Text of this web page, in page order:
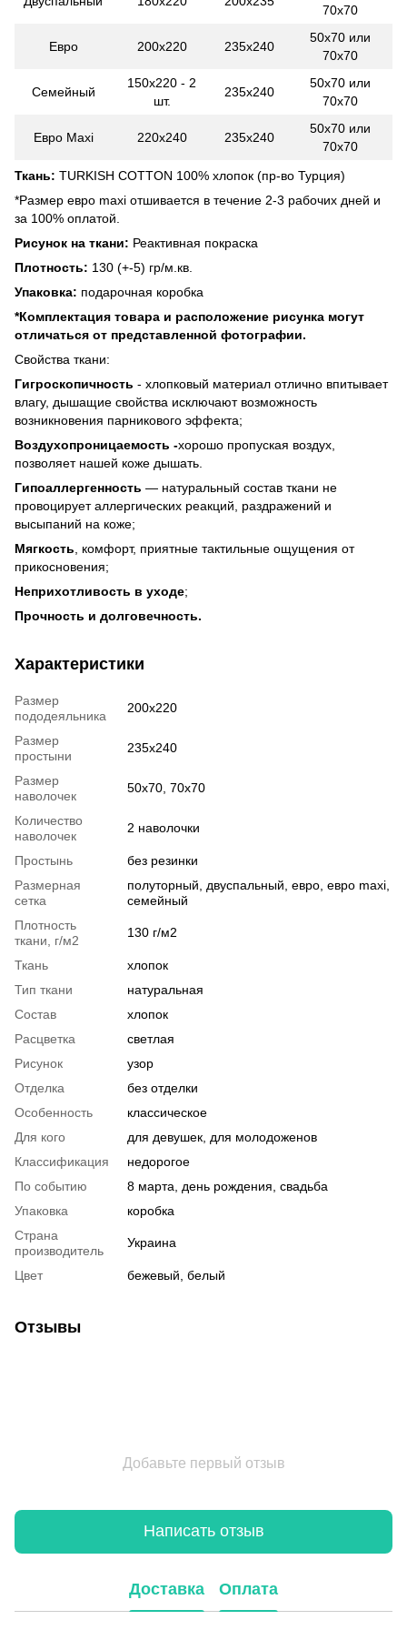
70х70
Евро 200x220 235x240
50х70 или
70х70
Семейный
150x220 - 2
шт.
235x240
50х70 или
70х70
Евро Maxi 220x240 235x240
50х70 или
70х70
Ткань: TURKISH COTTON 100% хлопок (пр-во Турция)
*Размер евро maxi отшивается в течение 2-3 рабочих дней и
за 100% оплатой.
Рисунок на ткани: Реактивная покраска
Плотность: 130 (+-5) гр/м.кв.
Упаковка: подарочная коробка
*Комплектация товара и расположение рисунка могут
отличаться от представленной фотографии.
Свойства ткани:
Гигроскопичность - хлопковый материал отлично впитывает
влагу, дышащие свойства исключают возможность
возникновения парникового эффекта;
Воздухопроницаемость -хорошо пропуская воздух,
позволяет нашей коже дышать.
Гипоаллергенность — натуральный состав ткани не
провоцирует аллергических реакций, раздражений и
высыпаний на коже;
Мягкость , комфорт, приятные тактильные ощущения от
прикосновения;
Неприхотливость в уходе;
Прочность и долговечность.
Характеристики
Размер
пододеяльника
200x220
Размер
простыни
235x240
Размер
наволочек
50x70, 70x70
Количество
наволочек
2 наволочки
Простынь
без резинки
Размерная
сетка
полуторный, двуспальный, евро, евро maxi,
семейный
Плотность
ткани, г/м2
130 г/м2
Ткань
хлопок
Тип ткани
натуральная
Состав
хлопок
Расцветка
светлая
Рисунок
узор
Отделка
без отделки
Особенность
классическое
Для кого
для девушек, для молодоженов
Классификация
недорогое
По событию
8 марта, день рождения, свадьба
Упаковка
коробка
Страна
производитель
Украина
Цвет бежевый, белый
Отзывы
Добавьте первый отзыв
Написать отзыв
Доставка Оплата